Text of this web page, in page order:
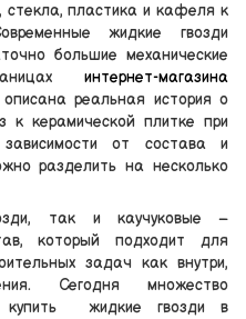
пластика и кафеля к
жидкие гвозди
большие механические
интернет-магазина
описана реальная история о
к керамической плитке при
от состава и
разделить на несколько
так и каучуковые –
который подходит для
задач как внутри,
Сегодня множество
купить жидкие гвозди в